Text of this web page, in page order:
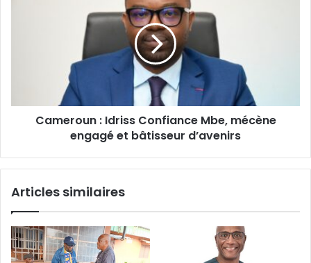
bâtisseur
d’avenirs‎Cameroun : Idriss Confiance Mbe, mécène
engagé et bâtisseur d’avenirs
Articles similaires